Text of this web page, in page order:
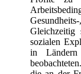
sozialen
in